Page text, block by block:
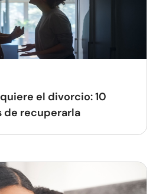
el divorcio: 10
de recuperarla